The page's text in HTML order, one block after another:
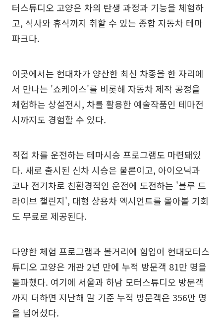
터스튜디오 고양은 차의 탄생 과정과 기능을 체험하
고, 식사와 휴식까지 취할 수 있는 종합 자동차 테마
파크다.
이곳에서는 현대차가 양산한 최신 차종을 한 자리에
서 만나는 '쇼케이스'를 비롯해 자동차 제작 공정을
체험하는 상설전시, 차를 활용한 예술작품인 테마전
시까지도 경험할 수 있다.
직접 차를 운전하는 테마시승 프로그램도 마련돼있
다. 새로 출시된 신차 시승은 물론이고, 아이오닉과
코나 전기차로 친환경적인 운전에 도전하는 '블루 드
라이브 챌린지', 대형 상용차 엑시언트를 몰아볼 기회
도 무료로 제공된다.
다양한 체험 프로그램과 볼거리에 힘입어 현대모터스
튜디오 고양은 개관 2년 만에 누적 방문객 81만 명을
돌파했다. 여기에 서울과 하남 모터스튜디오 방문객
까지 더하면 지난해 말 기준 누적 방문객은 356만 명
을 넘어섰다.